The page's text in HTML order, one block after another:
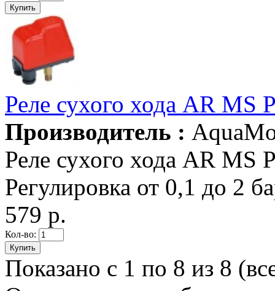
Реле сухого хода AR MS
Производитель :
Реле сухого хода AR MS
Регулировка от 0,1 до 2
579 р.
Кол-во:
Показано с 1 по 8 из 8